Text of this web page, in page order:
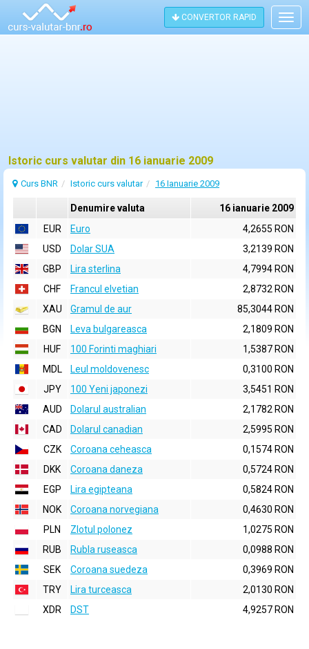
CONVERTOR RAPID
Istoric curs valutar din 16 ianuarie 2009
Curs BNR Istoric curs valutar 16 Ianuarie 2009
Denumire valuta
16 ianuarie 2009
EUR
Euro
4,2655 RON
USD
Dolar SUA
3,2139 RON
GBP
Lira sterlina
4,7994 RON
CHF
Francul elvetian
2,8732 RON
XAU
Gramul de aur
85,3044 RON
BGN
Leva bulgareasca
2,1809 RON
HUF
100 Forinti maghiari
1,5387 RON
MDL
Leul moldovenesc
0,3100 RON
JPY
100 Yeni japonezi
3,5451 RON
AUD
Dolarul australian
2,1782 RON
CAD
Dolarul canadian
2,5995 RON
CZK
Coroana ceheasca
0,1574 RON
DKK
Coroana daneza
0,5724 RON
EGP
Lira egipteana
0,5824 RON
NOK
Coroana norvegiana
0,4630 RON
PLN
Zlotul polonez
1,0275 RON
RUB
Rubla ruseasca
0,0988 RON
SEK
Coroana suedeza
0,3969 RON
TRY
Lira turceasca
2,0130 RON
XDR
DST 4,9257 RON